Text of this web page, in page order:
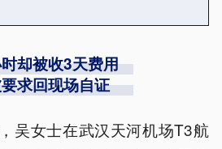
却被收3天费用
求回现场自证
吴女士在武汉天河机场T3航